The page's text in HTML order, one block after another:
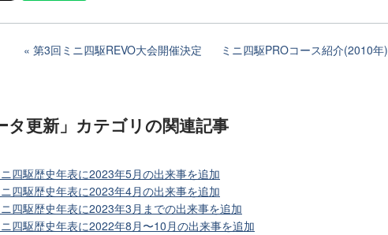
第3回ミニ四駆REVO大会開催決定 ミニ四駆PROコース紹介(2010年)
タ更新」カテゴリの関連記事
ニ四駆歴史年表に2023年5月の出来事を追加
ニ四駆歴史年表に2023年4月の出来事を追加
ニ四駆歴史年表に2023年3月までの出来事を追加
ニ四駆歴史年表に2022年8月〜10月の出来事を追加